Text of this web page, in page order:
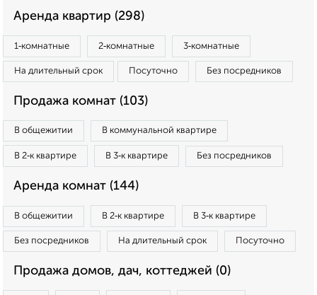
Аренда квартир (298)
1‑комнатные 2‑комнатные 3‑комнатные
На длительный срок Посуточно Без посредников
Продажа комнат (103)
В общежитии В коммунальной квартире
В 2‑к квартире В 3‑к квартире Без посредников
Аренда комнат (144)
В общежитии В 2‑к квартире В 3‑к квартире
Без посредников На длительный срок Посуточно
Продажа домов, дач, коттеджей (0)